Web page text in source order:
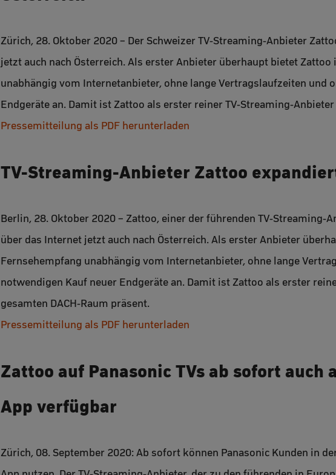
Zürich, 28. Oktober 2020 – Der Schweizer TV-Streaming-Anbieter
jetzt auch nach Österreich. Als erster Anbieter überhaupt bietet
unabhängig vom Internetanbieter, ohne lange Vertragslaufzeiten und
Endgeräte an. Damit ist Zattoo als erster reiner TV-Streaming-
Pressemitteilung als PDF herunterladen
TV-Streaming-Anbieter Zattoo
Berlin, 28. Oktober 2020 – Zattoo, einer der führenden TV-Streaming-
über das Internet jetzt auch nach Österreich. Als erster Anbieter
Fernsehempfang unabhängig vom Internetanbieter, ohne lange
notwendigen Kauf neuer Endgeräte an. Damit ist Zattoo als erster
gesamten DACH-Raum präsent.
Pressemitteilung als PDF herunterladen
Zattoo auf Panasonic TVs ab sofort auch
App verfügbar
Zürich, 08. September 2020: Ab sofort können Panasonic Kunden in